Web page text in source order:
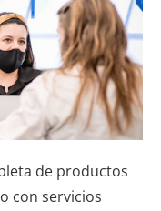
de productos
con servicios